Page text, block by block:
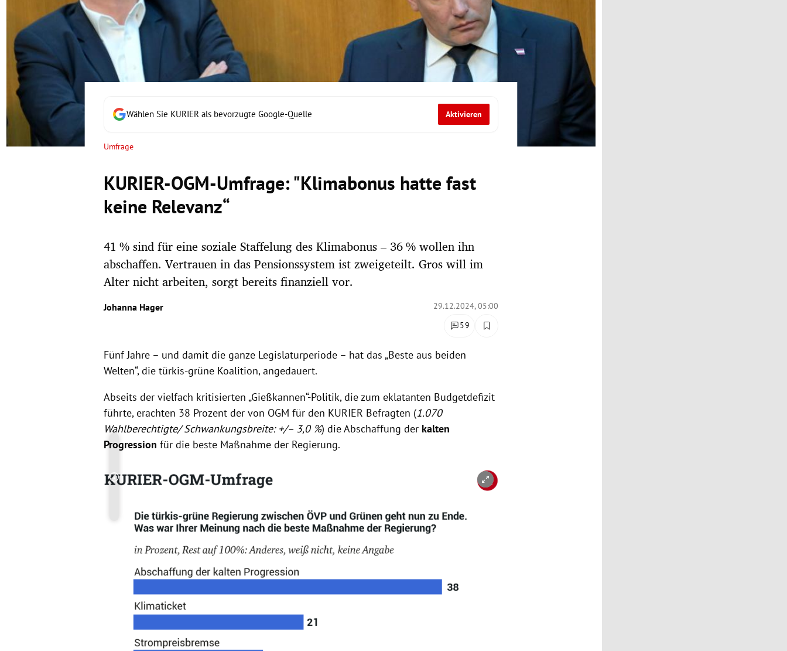
Untermenü
Untermenü
Untermenü
Untermenü
Untermenü
Wählen Sie KURIER als bevorzugte Google-Quelle Aktivieren
Umfrage
KURIER-OGM-Umfrage: "Klimabonus hatte fast
keine Relevanz“
41 % sind für eine soziale Staffelung des Klimabonus – 36 % wollen ihn
abschaffen. Vertrauen in das Pensionssystem ist zweigeteilt. Gros will im
Alter nicht arbeiten, sorgt bereits finanziell vor.
Johanna Hager
29.12.2024, 05:00
59
Fünf Jahre – und damit die ganze Legislaturperiode – hat das „Beste aus beiden
Welten“, die türkis-grüne Koalition, angedauert.
Abseits der vielfach kritisierten „Gießkannen“-Politik, die zum eklatanten Budgetdefizit
führte, erachten 38 Prozent der von OGM für den KURIER Befragten (1.070
Wahlberechtigte/ Schwankungsbreite: +/– 3,0 %) die Abschaffung derkalten
Progression für die beste Maßnahme der Regierung.
Copyright-Hinweis öffnen/schließen